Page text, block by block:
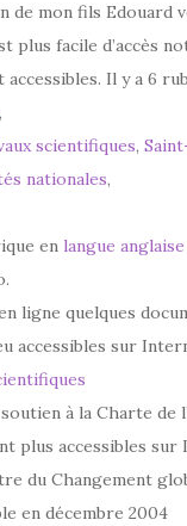
de mon fils Edouard
plus facile d’accès
accessibles. Il y a 6
,
scientifiques,
nationales,
en langue anglaise
ligne quelques
accessibles sur
à la Charte de
plus accessibles sur
du Changement
en décembre 2004